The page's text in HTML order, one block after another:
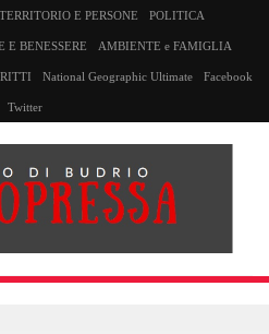
TERRITORIO E PERSONE POLITICA
E BENESSERE AMBIENTE e FAMIGLIA
National Geographic Ultimate Facebook
Twitter